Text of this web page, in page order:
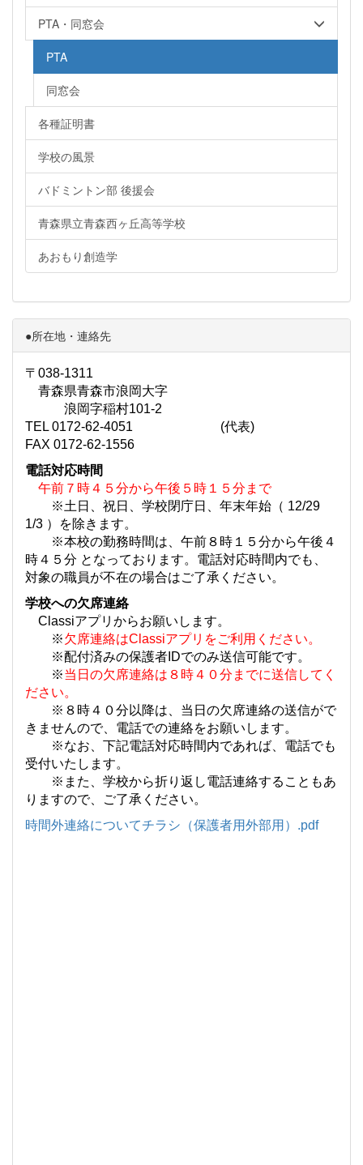
PTA・同窓会
PTA
同窓会
各種証明書
学校の風景
バドミントン部 後援会
青森県立青森西ヶ丘高等学校
あおもり創造学
●所在地・連絡先
〒038-1311
青森県青森市浪岡大字
浪岡字稲村101-2
TEL 0172-62-4051 (代表)
FAX 0172-62-1556
電話対応時間
午前７時４５分から午後５時１５分まで
※土日、祝日、学校閉庁日、年末年始（ 12/29
1/3 ）を除きます。
※本校の勤務時間は、午前８時１５分から午後４
時４５分 となっております。電話対応時間内でも、
対象の職員が不在の場合はご了承ください。
学校への欠席連絡
Classiアプリからお願いします。
※欠席連絡はClassiアプリをご利用ください。
※配付済みの保護者IDでのみ送信可能です。
※当日の欠席連絡は８時４０分までに送信してく
ださい。
※８時４０分以降は、当日の欠席連絡の送信がで
きませんので、電話での連絡をお願いします。
※なお、下記電話対応時間内であれば、電話でも
受付いたします。
※また、学校から折り返し電話連絡することもあ
りますので、ご了承ください。
時間外連絡についてチラシ（保護者用外部用）.pdf